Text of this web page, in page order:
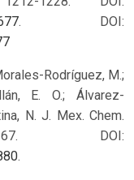
.
DOI:
Rodríguez, M.;
E. O.; Álvarez-
N. J. Mex. Chem.
DOI:
.